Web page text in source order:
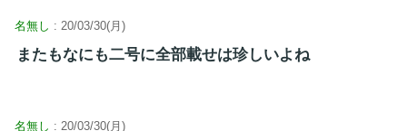
名無し : 20/03/30(月)
またもなにも二号に全部載せは珍しいよね
名無し : 20/03/30(月)